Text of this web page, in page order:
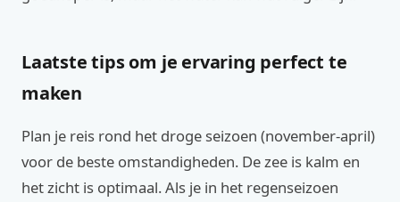
Laatste tips om je ervaring perfect te
maken
Plan je reis rond het droge seizoen (november-april)
voor de beste omstandigheden. De zee is kalm en
het zicht is optimaal. Als je in het regenseizoen